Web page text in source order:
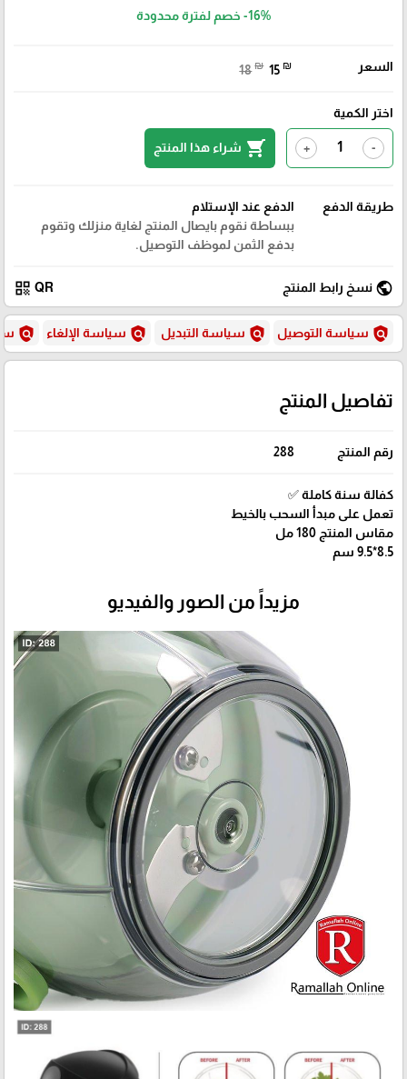
-16% خصم لفترة محدودة
السعر 18 ₪ 15 ₪
اختر الكمية
-
+
shopping_cart شراء هذا المنتج
طريقة الدفع
الدفع عند الإستلام
ببساطة نقوم بايصال المنتج لغاية منزلك وتقوم
بدفع الثمن لموظف التوصيل.
public نسخ رابط المنتج QR
qr_code
policy سياسة التوصيل policy سياسة التبديل policy سياسة الإلغاء policy
تفاصيل المنتج
رقم المنتج 288
كفالة سنة كاملة ✅
تعمل على مبدأ السحب بالخيط
مقاس المنتج 180 مل
8.5*9.5 سم
مزيداً من الصور والفيديو